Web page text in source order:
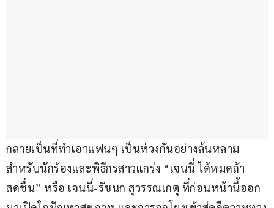
กลายเป็นที่ทำเอาแฟนๆ เป็นห่วงกันอย่างล้นหลาม
สำหรับนักร้องและพิธีกรสาวแกร่ง “เจนนี่ ได้หมดถ้า
สดชื่น” หรือ เจนนี่-รัชนก สุวรรณเกตุ ที่ก่อนหน้านี้ออก